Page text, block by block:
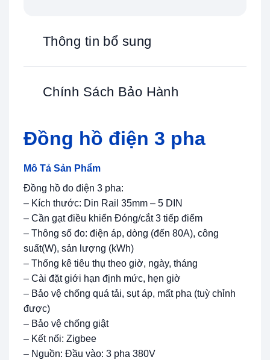
Thông tin bổ sung
Chính Sách Bảo Hành
Đồng hồ điện 3 pha
Mô Tả Sản Phẩm
Đồng hồ đo điện 3 pha:
– Kích thước: Din Rail 35mm – 5 DIN
– Cần gạt điều khiển Đóng/cắt 3 tiếp điểm
– Thông số đo: điện áp, dòng (đến 80A), công
suất(W), sản lượng (kWh)
– Thống kê tiêu thụ theo giờ, ngày, tháng
– Cài đặt giới hạn định mức, hẹn giờ
– Bảo vệ chống quá tải, sụt áp, mất pha (tuỳ chỉnh
được)
– Bảo vệ chống giật
– Kết nối: Zigbee
– Nguồn: Đầu vào: 3 pha 380V